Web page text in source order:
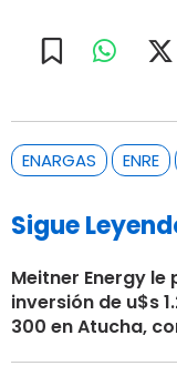
ENARGAS ENRE
Sigue
Meitner Energy
inversión de u$s
300 en Atucha,